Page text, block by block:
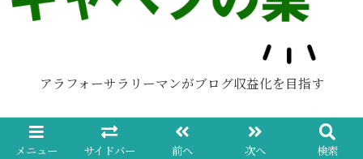
アラフォーサラリーマンがブログ収益化を目指す
メニュー サイドバー 前へ 次へ 検索